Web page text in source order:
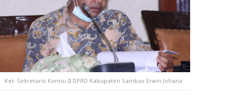
Ket: Sekretaris Komisi II DPRD Kabupaten Sambas Erwin Johana